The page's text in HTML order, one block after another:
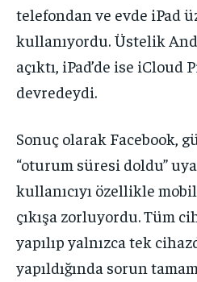
telefondan ve evde iPad
kullanıyordu. Üstelik
açıktı, iPad’de ise iCloud
devredeydi.
Sonuç olarak Facebook,
“oturum süresi doldu”
kullanıcıyı özellikle
çıkışa zorluyordu. Tüm
yapılıp yalnızca tek
yapıldığında sorun